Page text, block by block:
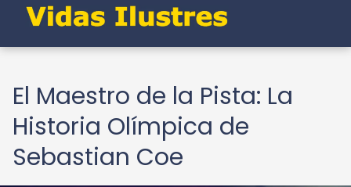
El Maestro de la Pista: La
Historia Olímpica de
Sebastian Coe